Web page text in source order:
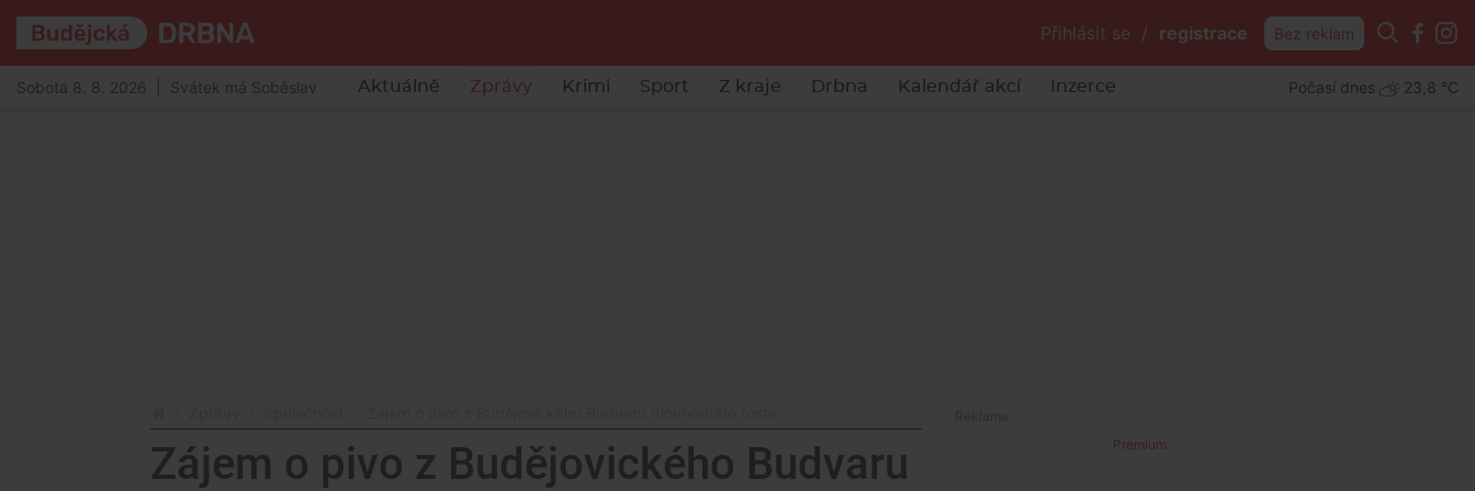
Přihlásit se / registrace Bez reklam
Sobota 8. 8. 2026 | Svátek má Soběslav Aktuálně Zprávy Krimi Sport Z kraje Drbna Kalendář akcí Inzerce Počasí dnes 23,8 °C
Zájem o pivo z Budějovického Budvaru Premium